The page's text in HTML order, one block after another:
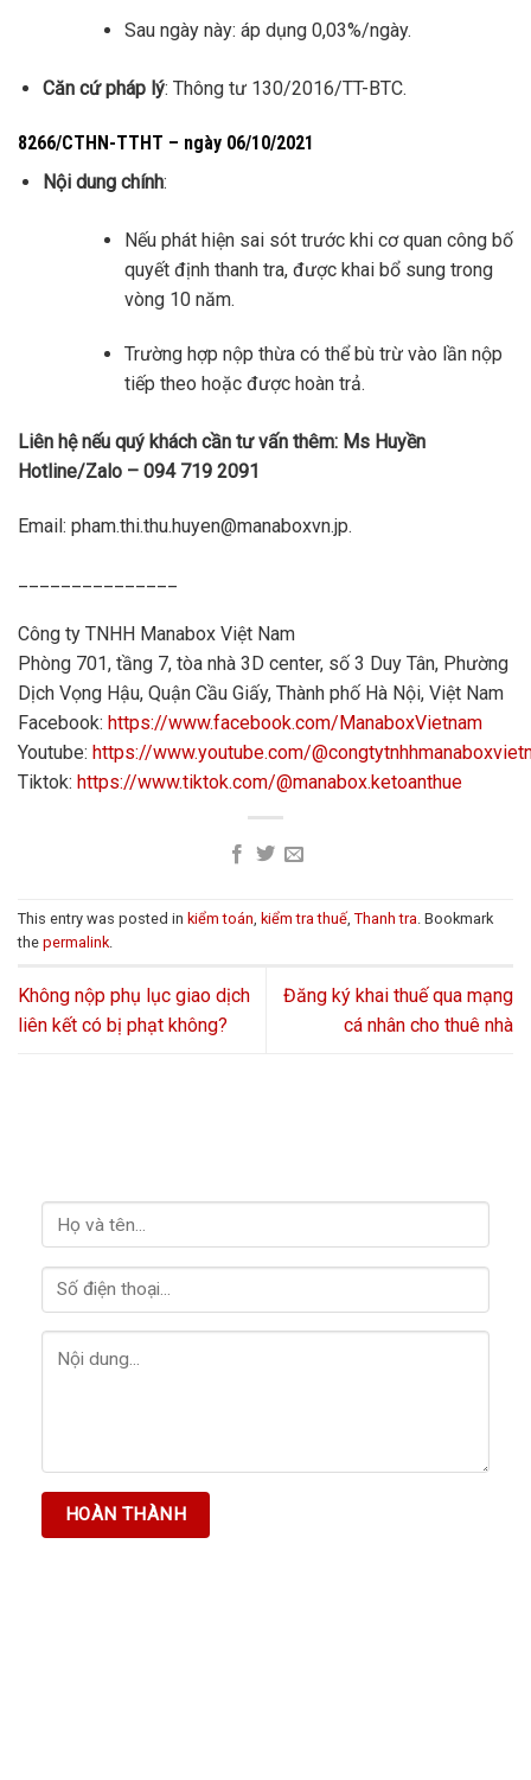
Sau ngày này: áp dụng 0,03%/ngày.
Căn cứ pháp lý: Thông tư 130/2016/TT-BTC.
8266/CTHN-TTHT – ngày 06/10/2021
Nội dung chính:
Nếu phát hiện sai sót trước khi cơ quan công bố
quyết định thanh tra, được khai bổ sung trong
vòng 10 năm.
Trường hợp nộp thừa có thể bù trừ vào lần nộp
tiếp theo hoặc được hoàn trả.
Liên hệ nếu quý khách cần tư vấn thêm: Ms Huyền
Hotline/Zalo – 094 719 2091
Email: pham.thi.thu.huyen@manaboxvn.jp.
Công ty TNHH Manabox Việt Nam
Phòng 701, tầng 7, tòa nhà 3D center, số 3 Duy Tân, Phường
Dịch Vọng Hậu, Quận Cầu Giấy, Thành phố Hà Nội, Việt Nam
Facebook: https://www.facebook.com/ManaboxVietnam
Youtube: https://www.youtube.com/
Tiktok: https://www.tiktok.com/@manabox.ketoanthue
This entry was posted in kiểm toán, kiểm tra thuế, Thanh tra. Bookmark
the permalink.
Không nộp phụ lục giao dịch
liên kết có bị phạt không?
Đăng ký khai thuế qua mạng
cá nhân cho thuê nhà